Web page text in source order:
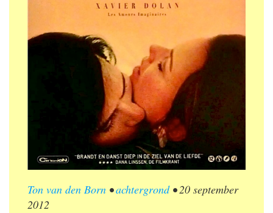
Ton van den Born •achtergrond•20 september
2012